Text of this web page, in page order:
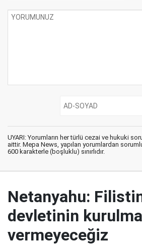
UYARI: Yorumların her türlü cezai ve hukuki
aittir. Mepa News, yapılan yorumlardan
600 karakterle (boşluklu) sınırlıdır.
Netanyahu:
devletinin
vermeyeceğiz